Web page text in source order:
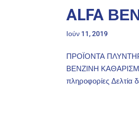
ALFA
Ιούν 11, 2019
ΠΡΟΪΟΝΤΑ
ΒΕΝΖΙΝΗ
πληροφορίες Δελτία